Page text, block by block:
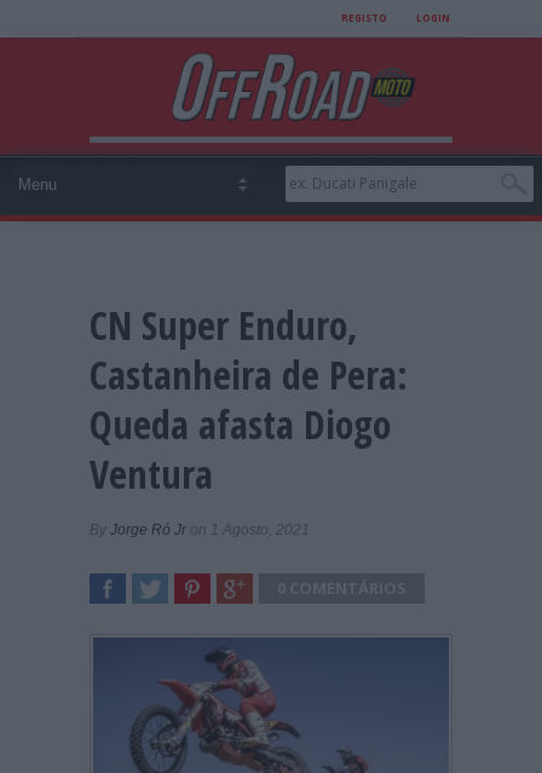
REGISTO LOGIN
CN Super Enduro,
Castanheira de Pera:
Queda afasta Diogo
Ventura
By Jorge Ró Jr on 1 Agosto, 2021